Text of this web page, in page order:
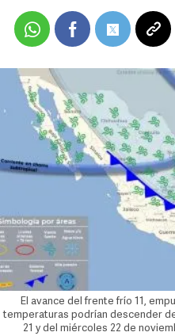
El avance del frente frío 11,
temperaturas podrían descender
21 y del miércoles 22 de